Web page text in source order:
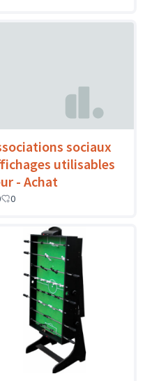
sociaux
utilisables
- Achat
0